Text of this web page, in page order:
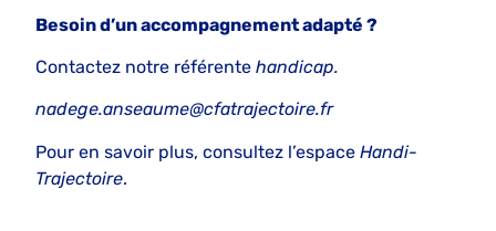
Besoin d’un accompagnement adapté ?
Contactez notre référente handicap.
nadege.anseaume@cfatrajectoire.fr
Pour en savoir plus, consultez l’espace Handi-
Trajectoire.